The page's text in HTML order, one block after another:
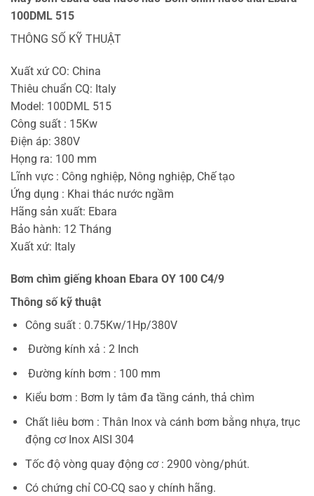
100DML 515
THÔNG SỐ KỸ THUẬT
Xuất xứ CO: China
Thiêu chuẩn CQ: Italy
Model: 100DML 515
Công suất : 15Kw
Điện áp: 380V
Họng ra: 100 mm
Lĩnh vực : Công nghiệp, Nông nghiệp, Chế tạo
Ứng dụng : Khai thác nước ngầm
Hãng sản xuất: Ebara
Bảo hành: 12 Tháng
Xuất xứ: Italy
Bơm chìm giếng khoan Ebara OY 100 C4/9
Thông số kỹ thuật
Công suất : 0.75Kw/1Hp/380V
Đường kính xả : 2 Inch
Đường kính bơm : 100 mm
Kiểu bơm : Bơm ly tâm đa tầng cánh, thả chìm
Chất liêu bơm : Thân Inox và cánh bơm bằng nhựa, trục
động cơ Inox AISI 304
Tốc độ vòng quay động cơ : 2900 vòng/phút.
Có chứng chỉ CO-CQ sao y chính hãng.